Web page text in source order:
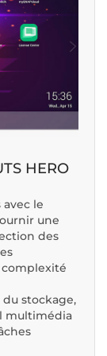
HERO
avec le
une
des
complexité
stockage,
multimédia